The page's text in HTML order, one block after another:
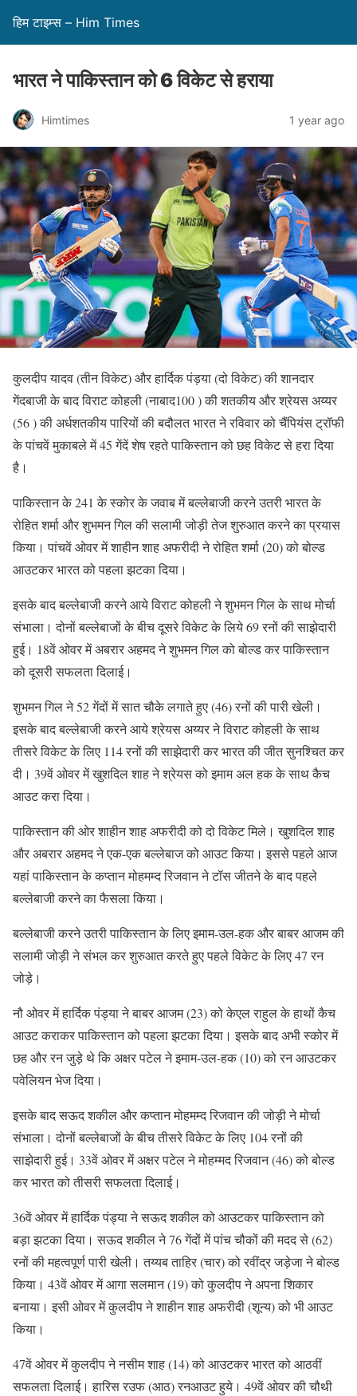
हिम टाइम्स – Him Times
भारत ने पाकिस्तान को 6 विकेट से हराया
Himtimes 1 year ago
कुलदीप यादव (तीन विकेट) और हार्दिक पंड़या (दो विकेट) की शानदार
गेंदबाजी के बाद विराट कोहली (नाबाद100 ) की शतकीय और श्रेयस अय्यर
(56 ) की अर्धशतकीय पारियों की बदौलत भारत ने रविवार को चैंपियंस ट्रॉफी
के पांचवें मुकाबले में 45 गेंदें शेष रहते पाकिस्तान को छह विकेट से हरा दिया
है।
पाकिस्तान के 241 के स्कोर के जवाब में बल्लेबाजी करने उतरी भारत के
रोहित शर्मा और शुभमन गिल की सलामी जोड़ी तेज शुरुआत करने का प्रयास
किया। पांचवें ओवर में शाहीन शाह अफरीदी ने रोहित शर्मा (20) को बोल्ड
आउटकर भारत को पहला झटका दिया।
इसके बाद बल्लेबाजी करने आये विराट कोहली ने शुभमन गिल के साथ मोर्चा
संभाला। दोनों बल्लेबाजों के बीच दूसरे विकेट के लिये 69 रनों की साझेदारी
हुई। 18वें ओवर में अबरार अहमद ने शुभमन गिल को बोल्ड कर पाकिस्तान
को दूसरी सफलता दिलाई।
शुभमन गिल ने 52 गेंदों में सात चौके लगाते हुए (46) रनों की पारी खेली।
इसके बाद बल्लेबाजी करने आये श्रेयस अय्यर ने विराट कोहली के साथ
तीसरे विकेट के लिए 114 रनों की साझेदारी कर भारत की जीत सुनश्चित कर
दी। 39वें ओवर में खुशदिल शाह ने श्रेयस को इमाम अल हक के साथ कैच
आउट करा दिया।
पाकिस्तान की ओर शाहीन शाह अफरीदी को दो विकेट मिले। खुशदिल शाह
और अबरार अहमद ने एक-एक बल्लेबाज को आउट किया। इससे पहले आज
यहां पाकिस्तान के कप्तान मोहमम्द रिजवान ने टॉस जीतने के बाद पहले
बल्लेबाजी करने का फैसला किया।
बल्लेबाजी करने उतरी पाकिस्तान के लिए इमाम-उल-हक और बाबर आजम की
सलामी जोड़ी ने संभल कर शुरुआत करते हुए पहले विकेट के लिए 47 रन
जोड़े।
नौ ओवर में हार्दिक पंड्या ने बाबर आजम (23) को केएल राहुल के हाथों कैच
आउट कराकर पाकिस्तान को पहला झटका दिया। इसके बाद अभी स्कोर में
छह और रन जुड़े थे कि अक्षर पटेल ने इमाम-उल-हक (10) को रन आउटकर
पवेलियन भेज दिया।
इसके बाद सऊद शकील और कप्तान मोहमम्द रिजवान की जोड़ी ने मोर्चा
संभाला। दोनों बल्लेबाजों के बीच तीसरे विकेट के लिए 104 रनों की
साझेदारी हुई। 33वें ओवर में अक्षर पटेल ने मोहम्मद रिजवान (46) को बोल्ड
कर भारत को तीसरी सफलता दिलाई।
36वें ओवर में हार्दिक पंड्या ने सऊद शकील को आउटकर पाकिस्तान को
बड़ा झटका दिया। सऊद शकील ने 76 गेंदों में पांच चौकों की मदद से (62)
रनों की महत्वपूर्ण पारी खेली। तय्यब ताहिर (चार) को रवींद्र जड़ेजा ने बोल्ड
किया। 43वें ओवर में आगा सलमान (19) को कुलदीप ने अपना शिकार
बनाया। इसी ओवर में कुलदीप ने शाहीन शाह अफरीदी (शून्य) को भी आउट
किया।
47वें ओवर में कुलदीप ने नसीम शाह (14) को आउटकर भारत को आठवीं
सफलता दिलाई। हारिस रउफ (आठ) रनआउट हुये। 49वें ओवर की चौथी